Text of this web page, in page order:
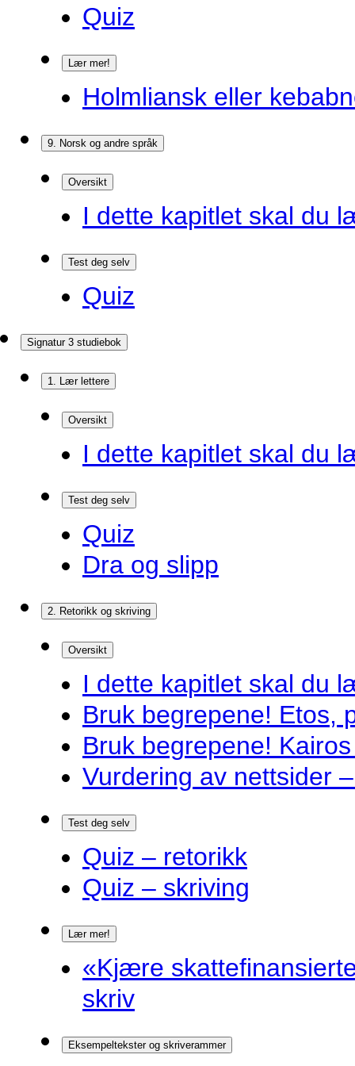
Quiz
Lær mer!
Holmliansk eller
9. Norsk og andre språk
Oversikt
I dette kapitlet skal du
Test deg selv
Quiz
Signatur 3 studiebok
1. Lær lettere
Oversikt
I dette kapitlet skal du
Test deg selv
Quiz
Dra og slipp
2. Retorikk og skriving
Oversikt
I dette kapitlet skal du
Bruk begrepene! Etos,
Bruk begrepene!
Vurdering av nettsider
Test deg selv
Quiz – retorikk
Quiz – skriving
Lær mer!
«Kjære
skriv
Eksempeltekster og skriverammer